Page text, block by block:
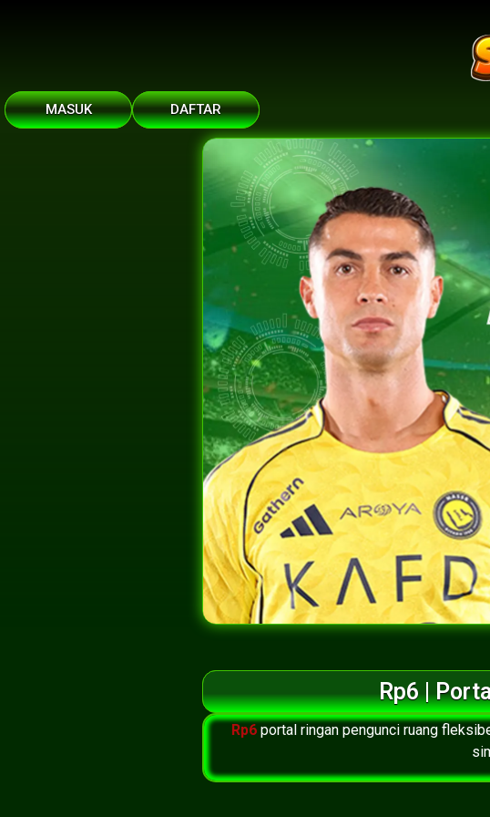
MASUK DAFTAR
Rp6 |
Rp6 portal ringan pengunci ruang